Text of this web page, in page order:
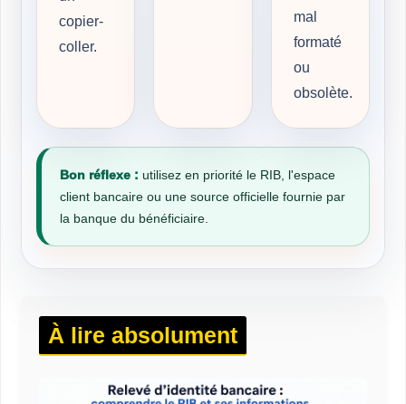
copier-
coller.
mal
formaté
ou
obsolète.
Bon réflexe : utilisez en priorité le RIB, l'espace
client bancaire ou une source officielle fournie par
la banque du bénéficiaire.
À lire absolument